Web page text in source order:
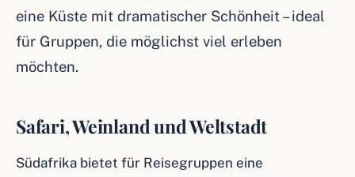
eine Küste mit dramatischer Schönheit – ideal
für Gruppen, die möglichst viel erleben
möchten.
Safari, Weinland und Weltstadt
Südafrika bietet für Reisegruppen eine